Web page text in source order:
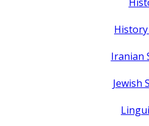
Iranian
Jewish